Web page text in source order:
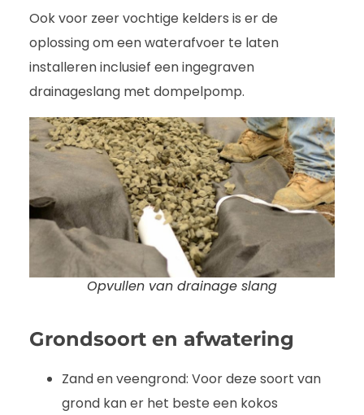
Ook voor zeer vochtige kelders is er de
oplossing om een waterafvoer te laten
installeren inclusief een ingegraven
drainageslang met dompelpomp.
Opvullen van drainage slang
Grondsoort en afwatering
Zand en veengrond: Voor deze soort van
grond kan er het beste een kokos